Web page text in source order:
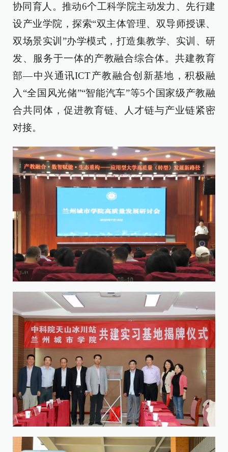
协同育人。推动6个工科学院主动发力、先行建
设产业学院，探索“双主体管理、双导师授课、
双场景实训”办学模式，打造集教学、实训、研
发、服务于一体的产教融合综合体。共建教育
部—中兴通讯ICT产教融合创新基地，积极融
入“全国风光储”“智能汽车”等5个国家级产教融
合共同体，促进教育链、人才链与产业链紧密
对接。